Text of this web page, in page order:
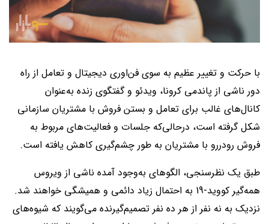
با حرکت و تغییر عظیم به سوی فن‌اوری دیجیتال و تعامل از راه
دور ناشی از پاندمی کرونا، ویدئو و گفتگوی زنده به‌عنوان
کانال‌های غالب برای تعامل و بستن فروش با مشتریان سازمانی
شکل گرفته است، درحالی‌که جلسات و فعالیت‌های مربوط به
فروش رودررو با مشتریان به طور چشم‌گیری کاهش یافته است.
طبق یک نظرسنجی، الگوهای به‌وجود آمده ناشی از ویروس
همه‌گیر کووید-19 به احتمال زیاد دائمی و همیشگی خواهند شد.
نزدیک به نه نفر از هر ده نفر تصمیم‌گیرنده می‌گویند که شیوه‌های